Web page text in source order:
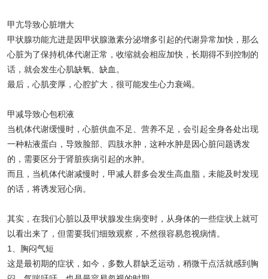
甲亢导致心脏增大
甲状腺功能亢进是因甲状腺激素分泌增多引起的代谢异常加快，那么
心脏为了保持机体代谢正常，收缩就会相应加快，长期得不到控制的
话，就会发生心肌缺氧、缺血。
最后，心肌变厚，心腔扩大，很可能发生心力衰竭。
甲减导致心包积液
当机体代谢缓慢时，心脏供血不足、营养不足，会引起全身各处出现
一种粘液蛋白，导致脸部、四肢水肿，这种水肿是因心脏问题诱发
的，需要区分于肾脏疾病引起的水肿。
而且，当机体代谢减慢时，甲减人群多会发生高血脂，未能及时发现
的话，将诱发冠心病。
其实，在我们心脏以及甲状腺发生病变时，从身体的一些症状上就可
以看出来了，但需要我们细致观察，不然很容易忽视病情。
1、胸闷气短
这是最初期的症状，如今，多数人群缺乏运动，稍微干点活就感到胸